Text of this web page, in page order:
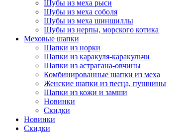
Шубы из меха рыси
Шубы из меха соболя
Шубы из меха шиншиллы
Шубы из нерпы, морского котика
Меховые шапки
Шапки из норки
Шапки из каракуля-каракульчи
Шапки из астрагана-овчины
Комбинированные шапки из меха
Женские шапки из песца, пушнины
Шапки из кожи и замши
Новинки
Скидки
Новинки
Скидки